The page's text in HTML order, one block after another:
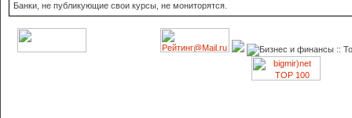
Банки, не публикующие свои курсы, не мониторятся.